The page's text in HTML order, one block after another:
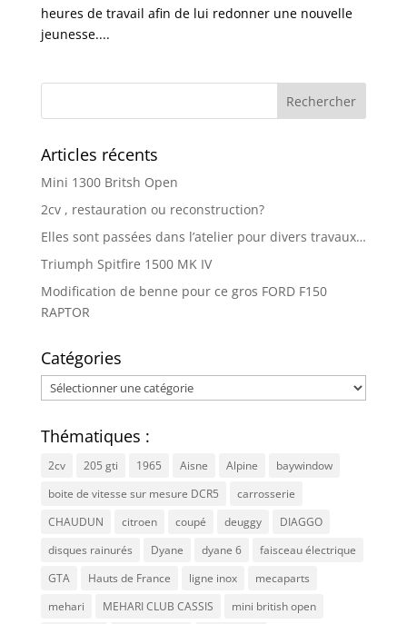
heures de travail afin de lui redonner une nouvelle
jeunesse....
Articles récents
Mini 1300 Britsh Open
2cv , restauration ou reconstruction?
Elles sont passées dans l’atelier pour divers travaux…
Triumph Spitfire 1500 MK IV
Modification de benne pour ce gros FORD F150
RAPTOR
Catégories
Catégories
Thématiques :
2cv 205 gti 1965 Aisne Alpine
baywindow
boite de vitesse sur mesure DCR5
carrosserie
CHAUDUN
citroen coupé deuggy
DIAGGO
disques rainurés
Dyane dyane 6
faisceau électrique
GTA
Hauts de France ligne inox
mecaparts
mehari
MEHARI CLUB CASSIS mini british open